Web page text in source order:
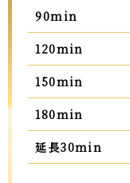
90min
120min
150min
180min
延長30min